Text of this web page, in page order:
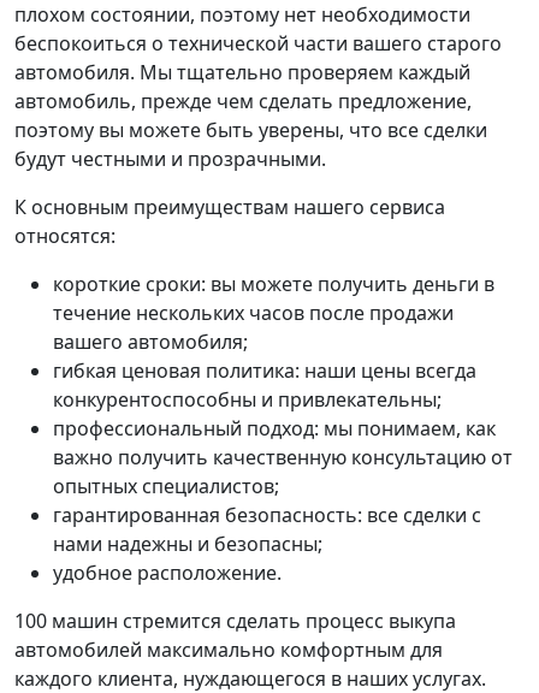
плохом состоянии, поэтому нет необходимости
беспокоиться о технической части вашего старого
автомобиля. Мы тщательно проверяем каждый
автомобиль, прежде чем сделать предложение,
поэтому вы можете быть уверены, что все сделки
будут честными и прозрачными.
К основным преимуществам нашего сервиса
относятся:
короткие сроки: вы можете получить деньги в
течение нескольких часов после продажи
вашего автомобиля;
гибкая ценовая политика: наши цены всегда
конкурентоспособны и привлекательны;
профессиональный подход: мы понимаем, как
важно получить качественную консультацию от
опытных специалистов;
гарантированная безопасность: все сделки с
нами надежны и безопасны;
удобное расположение.
100 машин стремится сделать процесс выкупа
автомобилей максимально комфортным для
каждого клиента, нуждающегося в наших услугах.